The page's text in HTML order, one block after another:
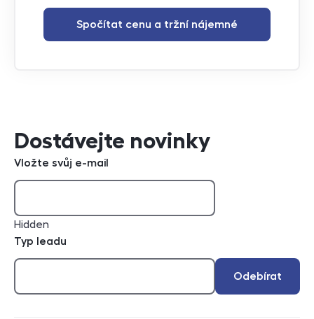
Spočítat cenu a tržní nájemné
Dostávejte novinky
Vložte svůj e-mail
Hidden
Typ leadu
Odebírat